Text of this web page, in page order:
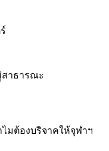
สาธารณะ
ไมต้องบริจาคให้จุฬาฯ